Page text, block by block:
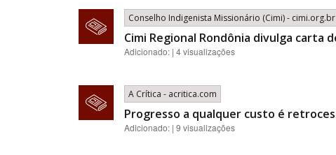
Conselho Indigenista Missionário (Cimi) - cimi.org.br
Cimi Regional Rondônia divulga carta
Adicionado: | 4 visualizações
A Crítica - acritica.com
Progresso a qualquer custo é
Adicionado: | 9 visualizações